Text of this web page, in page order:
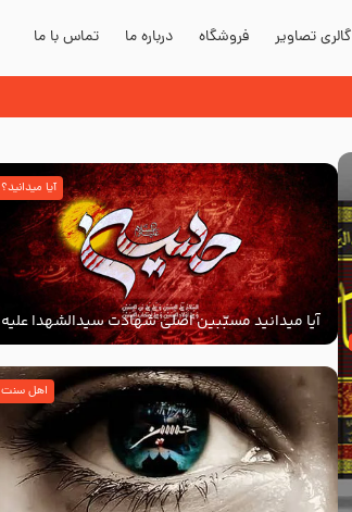
گالری تصاویر فروشگاه درباره ما تماس با ما
آیا میدانید مسبّبین اصلی شهادت سیدالشهدا علیه
‌السلام کیانند؟
آیا میدانید؟
اهل سنت